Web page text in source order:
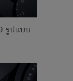
รูปแบบ